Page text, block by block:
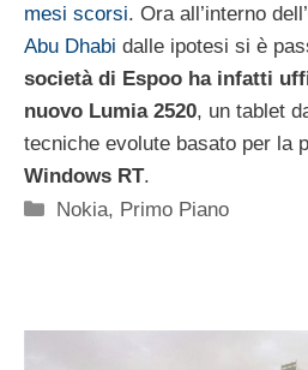
mesi scorsi. Ora all’interno
Abu Dhabi dalle ipotesi si è
società di Espoo ha infatti
nuovo Lumia 2520, un tablet
tecniche evolute basato per la
Windows RT.
Categorie
Nokia, Primo Piano